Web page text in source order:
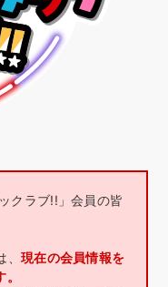
クラブ!!」会員の皆
現在の会員情報を